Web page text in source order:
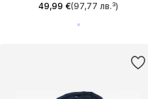
49,99 €(97,77 лв.³)